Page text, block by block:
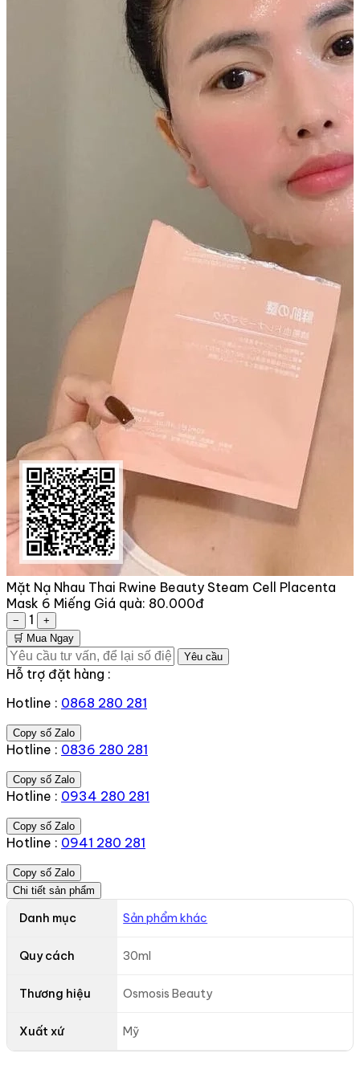
Mặt Nạ Nhau Thai Rwine Beauty Steam Cell Placenta
Mask 6 Miếng Giá quà: 80.000đ
− 1
+
🛒 Mua Ngay
Yêu cầu
Hỗ trợ đặt hàng :
Hotline : 0868 280 281
Copy số Zalo
Hotline : 0836 280 281
Copy số Zalo
Hotline : 0934 280 281
Copy số Zalo
Hotline : 0941 280 281
Copy số Zalo
Chi tiết sản phẩm
Danh mục Sản phẩm khác
Quy cách 30ml
Thương hiệu Osmosis Beauty
Xuất xứ Mỹ